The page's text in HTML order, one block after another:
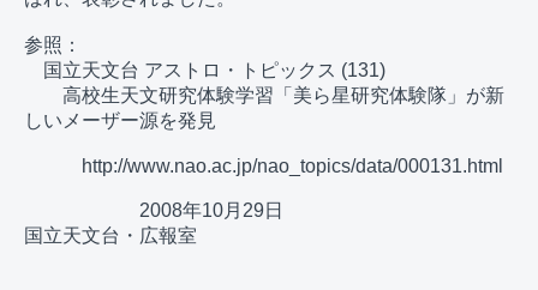
参照：
国立天文台 アストロ・トピックス (131)
高校生天文研究体験学習「美ら星研究体験隊」が新
しいメーザー源を発見
http://www.nao.ac.jp/nao_topics/data/000131.html
2008年10月29日
国立天文台・広報室